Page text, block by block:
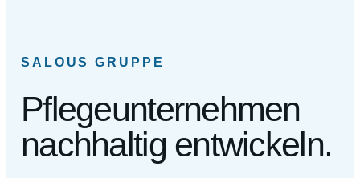
SALOUS GRUPPE
Pflegeunternehmen
nachhaltig entwickeln.